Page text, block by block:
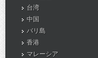
台湾
中国
バリ島
香港
マレーシア